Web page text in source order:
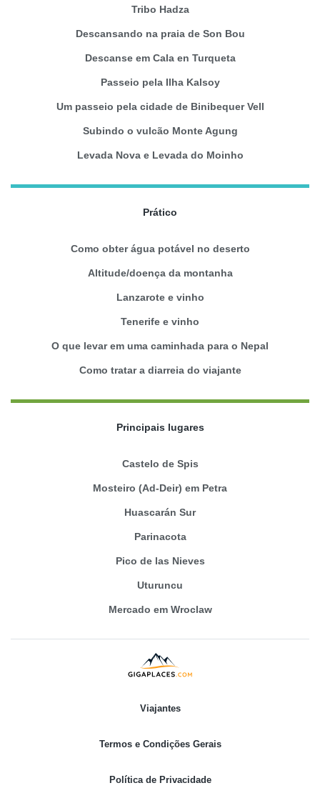
Tribo Hadza
Descansando na praia de Son Bou
Descanse em Cala en Turqueta
Passeio pela Ilha Kalsoy
Um passeio pela cidade de Binibequer Vell
Subindo o vulcão Monte Agung
Levada Nova e Levada do Moinho
Prático
Como obter água potável no deserto
Altitude/doença da montanha
Lanzarote e vinho
Tenerife e vinho
O que levar em uma caminhada para o Nepal
Como tratar a diarreia do viajante
Principais lugares
Castelo de Spis
Mosteiro (Ad-Deir) em Petra
Huascarán Sur
Parinacota
Pico de las Nieves
Uturuncu
Mercado em Wroclaw
Viajantes
Termos e Condições Gerais
Política de Privacidade